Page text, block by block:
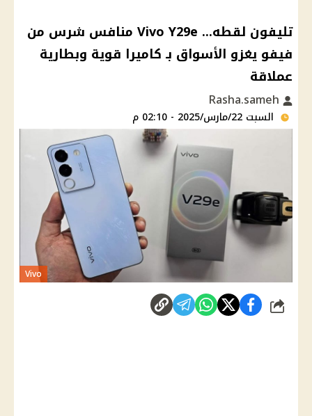
تليفون لقطه... Vivo Y29e منافس شرس من
فيفو يغزو الأسواق بـ كاميرا قوية وبطارية
عملاقة
السبت 22/مارس/2025 - 02:10 م
Vivo
شارك